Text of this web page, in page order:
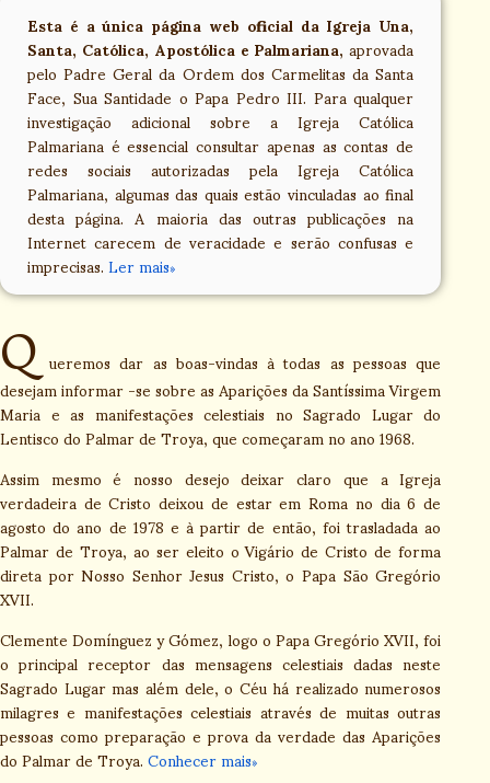
Esta é a única página web oficial da Igreja Una,
Santa, Católica, Apostólica e Palmariana,aprovada
pelo Padre Geral da Ordem dos Carmelitas da Santa
Face, Sua Santidade o Papa Pedro III. Para qualquer
investigação adicional sobre a Igreja Católica
Palmariana é essencial consultar apenas as contas de
redes sociais autorizadas pela Igreja Católica
Palmariana, algumas das quais estão vinculadas ao final
desta página. A maioria das outras publicações na
Internet carecem de veracidade e serão confusas e
imprecisas.Ler mais
Q ueremos dar as boas-vindas à todas as pessoas que
desejam informar -se sobre as Aparições da Santíssima Virgem
Maria e as manifestações celestiais no Sagrado Lugar do
Lentisco do Palmar de Troya, que começaram no ano 1968.
Assim mesmo é nosso desejo deixar claro que a Igreja
verdadeira de Cristo deixou de estar em Roma no dia 6 de
agosto do ano de 1978 e à partir de então, foi trasladada ao
Palmar de Troya, ao ser eleito o Vigário de Cristo de forma
direta por Nosso Senhor Jesus Cristo, o Papa São Gregório
XVII.
Clemente Domínguez y Gómez, logo o Papa Gregório XVII, foi
o principal receptor das mensagens celestiais dadas neste
Sagrado Lugar mas além dele, o Céu há realizado numerosos
milagres e manifestações celestiais através de muitas outras
pessoas como preparação e prova da verdade das Aparições
do Palmar de Troya.Conhecer mais